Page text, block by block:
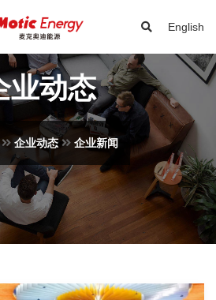
English
业动态
企业动态 企业新闻